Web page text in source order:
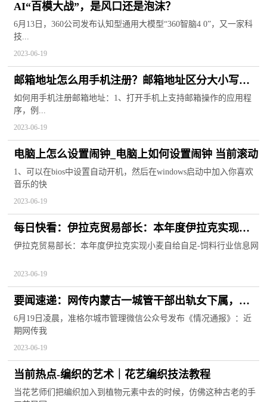
AI“百模大战”，是风口还是泡沫？
6月13日，360公司发布认知型通用大模型“360智脑4 0”，又一家科
技...
2023-06-19
邮箱地址怎么用手机注册？邮箱地址区分大小写
吗？
如何用手机注册邮箱地址：1、打开手机上支持邮箱操作的应用程
序，例...
2023-06-19
电脑上怎么设置闹钟_电脑上如何设置闹钟 当前滚动
1、可以在bios中设置自动开机，然后在windows启动中加入你喜欢
音乐的快
2023-06-19
每日快看：伊拉克贸易部长：本年度伊拉克实现小
麦自给自足
伊拉克贸易部长：本年度伊拉克实现小麦自给自足-饲料行业信息网
2023-06-19
要闻速递：网传内蒙古一城管干部出轨女下属，官
方通报：双方均被停职，正在接受调查
6月19日凌晨，准格尔城市管理微信公众号发布《情况通报》：近
期网传我
2023-06-19
当前热点-编织的艺术｜花艺编织技法教程
当花艺师们把编织加入到植物元素中去的时候，仿佛这种古老的手